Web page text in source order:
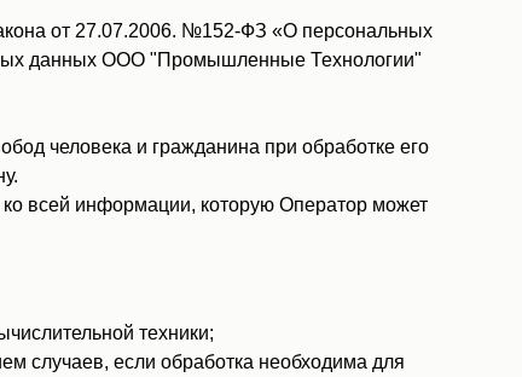
от 27.07.2006. №152-ФЗ «О персональных
данных ООО "Промышленные Технологии"
человека и гражданина при обработке его
всей информации, которую Оператор может
техники;
случаев, если обработка необходима для